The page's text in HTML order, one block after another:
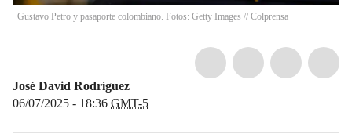
Gustavo Petro y pasaporte colombiano. Fotos: Getty Images // Colprensa
José David Rodríguez
06/07/2025 - 18:36 GMT-5